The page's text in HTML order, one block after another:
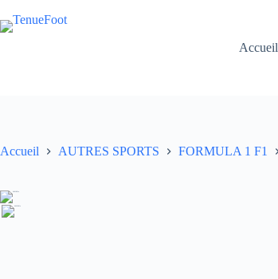
au
contenu
Accueil
Accueil AUTRES SPORTS FORMULA 1 F1